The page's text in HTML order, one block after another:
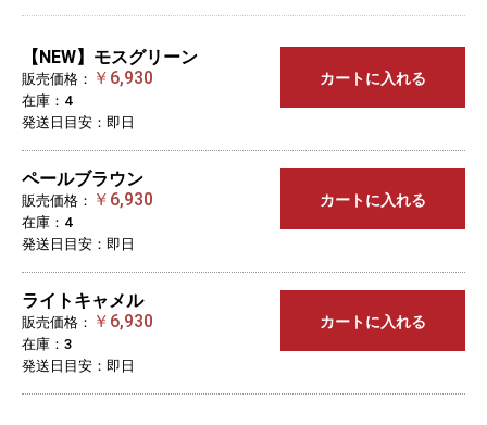
【NEW】モスグリーン
販売価格： ￥6,930
在庫：4
発送日目安：即日
カートに入れる
ペールブラウン
販売価格： ￥6,930
在庫：4
発送日目安：即日
カートに入れる
ライトキャメル
販売価格： ￥6,930
在庫：3
発送日目安：即日
カートに入れる